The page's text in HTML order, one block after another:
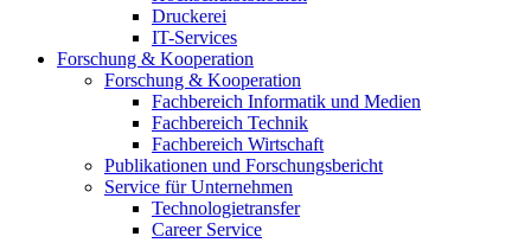
Druckerei
IT-Services
Forschung & Kooperation
Forschung & Kooperation
Fachbereich Informatik und Medien
Fachbereich Technik
Fachbereich Wirtschaft
Publikationen und Forschungsbericht
Service für Unternehmen
Technologietransfer
Career Service